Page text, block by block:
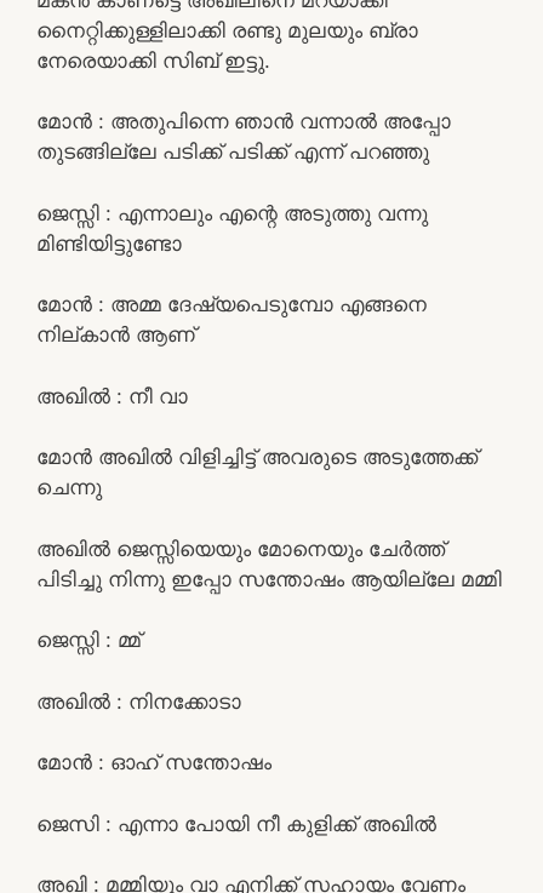
നൈറ്റിക്കുള്ളിലാക്കി രണ്ടു മുലയും ബ്രാ
നേരെയാക്കി സിബ് ഇട്ടു.
മോൻ : അതുപിന്നെ ഞാൻ വന്നാൽ അപ്പോ
തുടങ്ങില്ലേ പടിക്ക് പടിക്ക് എന്ന് പറഞ്ഞു
ജെസ്സി : എന്നാലും എന്റെ അടുത്തു വന്നു
മിണ്ടിയിട്ടുണ്ടോ
മോൻ : അമ്മ ദേഷ്യപെടുമ്പോ എങ്ങനെ
നില്കാൻ ആണ്
അഖിൽ : നീ വാ
മോൻ അഖിൽ വിളിച്ചിട്ട് അവരുടെ അടുത്തേക്ക്
ചെന്നു
അഖിൽ ജെസ്സിയെയും മോനെയും ചേർത്ത്
പിടിച്ചു നിന്നു ഇപ്പോ സന്തോഷം ആയില്ലേ മമ്മി
ജെസ്സി : മ്മ്
അഖിൽ : നിനക്കോടാ
മോൻ : ഓഹ് സന്തോഷം
ജെസി : എന്നാ പോയി നീ കുളിക്ക് അഖിൽ
അഖി : മമ്മിയും വാ എനിക്ക് സഹായം വേണം